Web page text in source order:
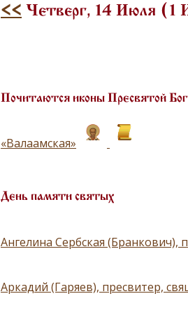
<< Четверг, 14 Июля (1
Почитаются иконы Пресвятой
«Валаамская»
День памяти святых
Ангелина Сербская (Бранкович),
Аркадий (Гаряев), пресвитер,